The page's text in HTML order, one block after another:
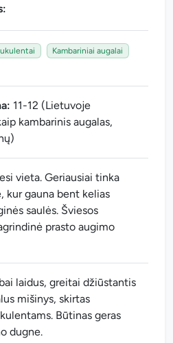
Kambariniai augalai
11-12 (Lietuvoje
kambarinis augalas,
vieta. Geriausiai tinka
kur gauna bent kelias
saulės. Šviesos
prasto augimo
laidus, greitai džiūstantis
mišinys, skirtas
Būtinas geras
dugne.